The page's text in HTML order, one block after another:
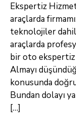
Ekspertiz
araçlarda
teknolojiler
araçlarda
bir oto ekspertiz
Almayı
konusunda
Bundan dolayı
[…]